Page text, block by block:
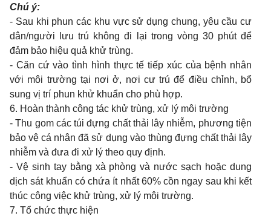
Chú ý:
- Sau khi phun các khu vực sử dụng chung, yêu cầu cư
dân/người lưu trú không đi lại trong vòng 30 phút để
đảm bảo hiệu quả khử trùng.
- Căn cứ vào tình hình thực tế tiếp xúc của bệnh nhân
với môi trường tại nơi ở, nơi cư trú để điều chỉnh, bổ
sung vị trí phun khử khuẩn cho phù hợp.
6. Hoàn thành công tác khử trùng, xử lý môi trường
- Thu gom các túi đựng chất thải lây nhiễm, phương tiện
bảo vệ cá nhân đã sử dụng vào thùng đựng chất thải lây
nhiễm và đưa đi xử lý theo quy định.
- Vệ sinh tay bằng xà phòng và nước sạch hoặcdung
dịch sát khuẩn có chứa ít nhất60% cồn ngay sau khi kết
thúc công việc khử trùng, xử lý môi trường.
7. Tổ chức thực hiện